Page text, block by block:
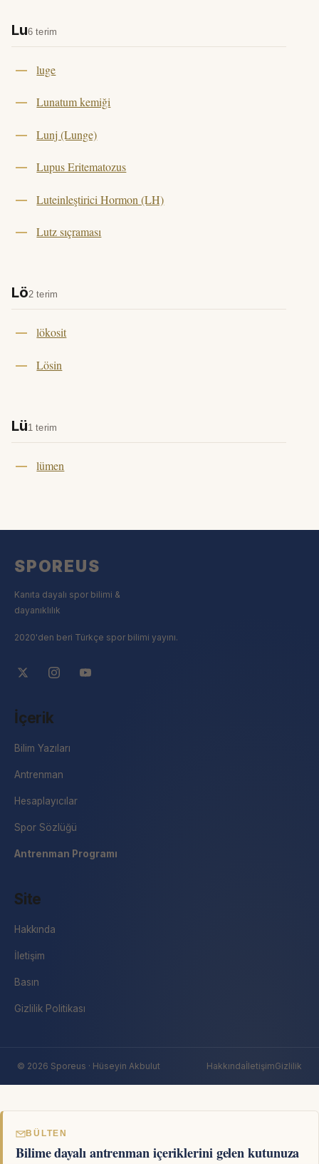
Lu6 terim
luge
Lunatum kemiği
Lunj (Lunge)
Lupus Eritematozus
Luteinleştirici Hormon (LH)
Lutz sıçraması
Lö2 terim
lökosit
Lösin
Lü1 terim
lümen
SPOREUS
Kanıta dayalı spor bilimi &
dayanıklılık
2020'den beri Türkçe spor bilimi yayını.
İçerik
Bilim Yazıları
Antrenman
Hesaplayıcılar
Spor Sözlüğü
Antrenman Programı
Site
Hakkında
İletişim
Basın
Gizlilik Politikası
© 2026 Sporeus · Hüseyin Akbulut HakkındaİletişimGizlilik
BÜLTEN
Bilime dayalı antrenman içeriklerini gelen kutunuza